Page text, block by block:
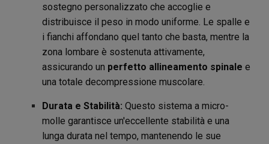
sostegno personalizzato che accoglie e
distribuisce il peso in modo uniforme. Le spalle e
i fianchi affondano quel tanto che basta, mentre la
zona lombare è sostenuta attivamente,
assicurando un perfetto allineamento spinale e
una totale decompressione muscolare.
Durata e Stabilità: Questo sistema a micro-
molle garantisce un'eccellente stabilità e una
lunga durata nel tempo, mantenendo le sue